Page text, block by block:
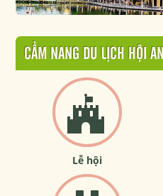
CẨM NANG DU LỊCH HỘI AN
Lễ hội